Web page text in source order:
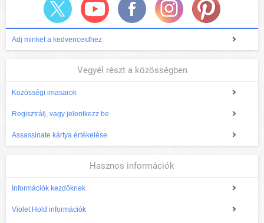
Adj minket a kedvenceidhez
Vegyél részt a közösségben
Közösségi imasarok
Regisztrálj, vagy jelentkezz be
Assassinate kártya értékelése
Hasznos információk
Információk kezdőknek
Violet Hold információk